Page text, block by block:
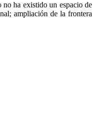
ha existido un espacio de
ampliación de la frontera